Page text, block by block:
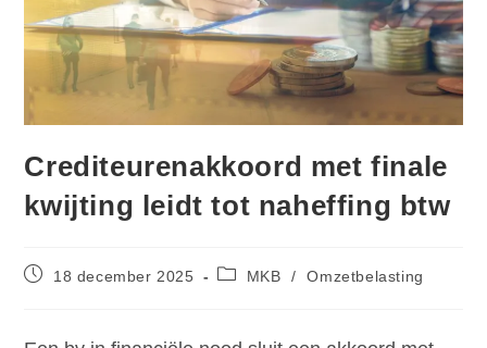
Crediteurenakkoord met finale
kwijting leidt tot naheffing btw
18 december 2025 MKB / Omzetbelasting